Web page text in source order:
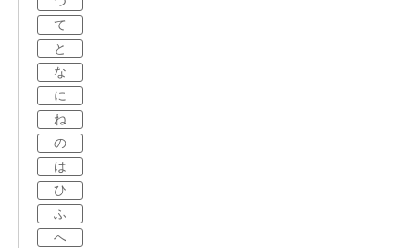
て
と
な
に
ね
の
は
ひ
ふ
へ